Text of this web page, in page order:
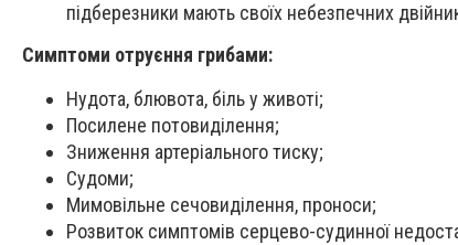
підберезники мають своїх небезпечних
Симптоми отруєння грибами:
Нудота, блювота, біль у животі;
Посилене потовиділення;
Зниження артеріального тиску;
Судоми;
Мимовільне сечовиділення, проноси;
Розвиток симптомів серцево-судинної